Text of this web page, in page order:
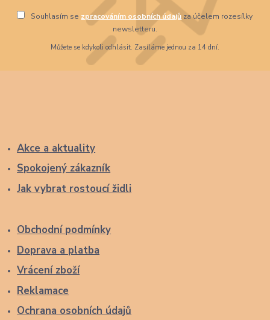
Souhlasím se zpracováním osobních údajů za účelem rozesílky
newsletteru.
Můžete se kdykoli odhlásit. Zasíláme jednou za 14 dní.
Akce a aktuality
Spokojený zákazník
Jak vybrat rostoucí židli
Obchodní podmínky
Doprava a platba
Vrácení zboží
Reklamace
Ochrana osobních údajů